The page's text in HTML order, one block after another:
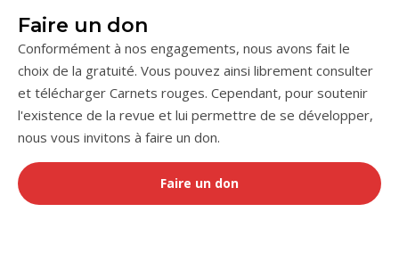
Faire un don
Conformément à nos engagements, nous avons fait le
choix de la gratuité. Vous pouvez ainsi librement consulter
et télécharger Carnets rouges. Cependant, pour soutenir
l'existence de la revue et lui permettre de se développer,
nous vous invitons à faire un don.
Faire un don